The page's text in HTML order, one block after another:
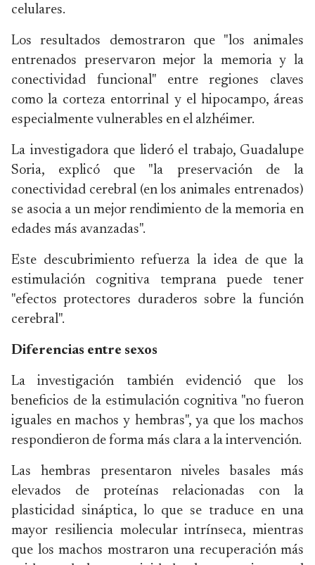
celulares.
Los resultados demostraron que "los animales
entrenados preservaron mejor la memoria y la
conectividad funcional" entre regiones claves
como la corteza entorrinal y el hipocampo, áreas
especialmente vulnerables en el alzhéimer.
La investigadora que lideró el trabajo, Guadalupe
Soria, explicó que "la preservación de la
conectividad cerebral (en los animales entrenados)
se asocia a un mejor rendimiento de la memoria en
edades más avanzadas".
Este descubrimiento refuerza la idea de que la
estimulación cognitiva temprana puede tener
"efectos protectores duraderos sobre la función
cerebral".
Diferencias entre sexos
La investigación también evidenció que los
beneficios de la estimulación cognitiva "no fueron
iguales en machos y hembras", ya que los machos
respondieron de forma más clara a la intervención.
Las hembras presentaron niveles basales más
elevados de proteínas relacionadas con la
plasticidad sináptica, lo que se traduce en una
mayor resiliencia molecular intrínseca, mientras
que los machos mostraron una recuperación más